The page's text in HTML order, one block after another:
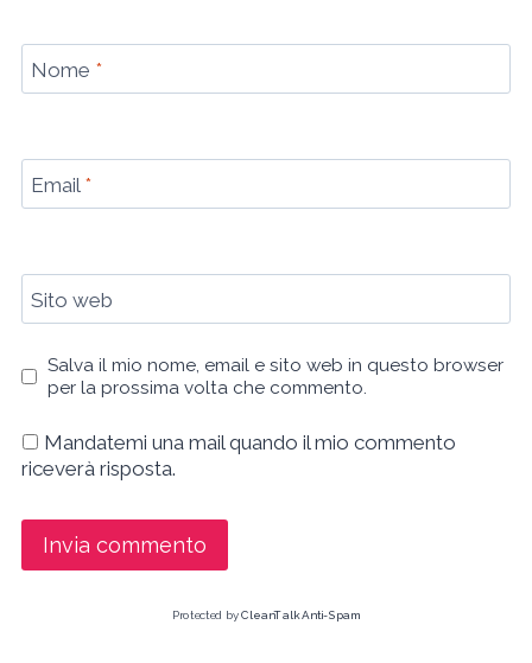
Nome *
Email *
Sito web
Salva il mio nome, email e sito web in questo browser
per la prossima volta che commento.
Mandatemi una mail quando il mio commento
riceverà risposta.
Protected byCleanTalk Anti-Spam